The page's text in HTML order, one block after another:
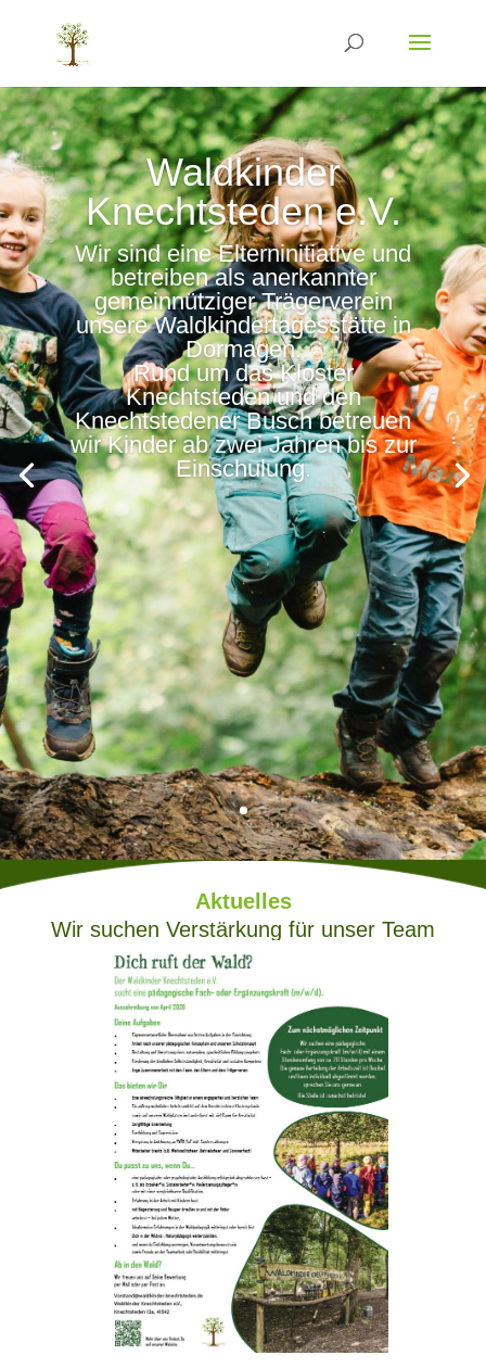
Waldkinder
Knechtsteden e.V.
Wir sind eine Elterninitiative und
betreiben als anerkannter
gemeinnütziger Trägerverein
unsere Waldkindertagesstätte in
Dormagen.
Rund um das Kloster
Knechtsteden und den
Knechtstedener Busch betreuen
wir Kinder ab zwei Jahren bis zur
Einschulung.
Aktuelles
Wir suchen Verstärkung für unser Team